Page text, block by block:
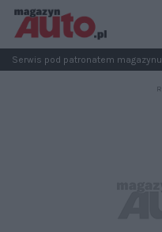
Serwis pod patronatem magazynu